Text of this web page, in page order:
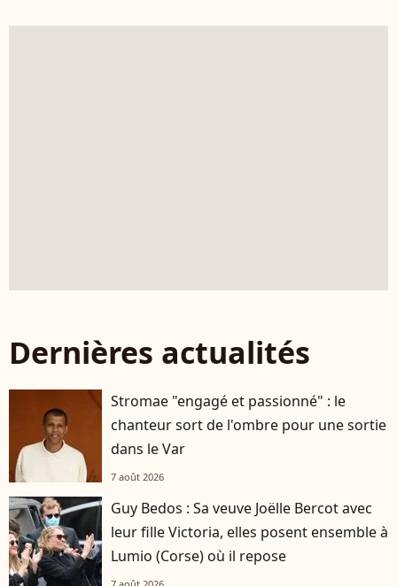
Dernières actualités
Stromae "engagé et passionné" : le
chanteur sort de l'ombre pour une sortie
dans le Var
7 août 2026
Guy Bedos : Sa veuve Joëlle Bercot avec
leur fille Victoria, elles posent ensemble à
Lumio (Corse) où il repose